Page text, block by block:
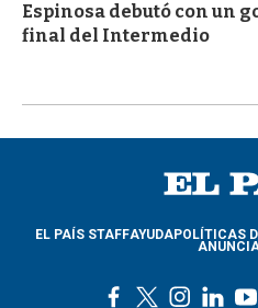
Espinosa debutó con un
final del Intermedio
EL PAÍS STAFFAYUDAPOLÍTICAS
l
y